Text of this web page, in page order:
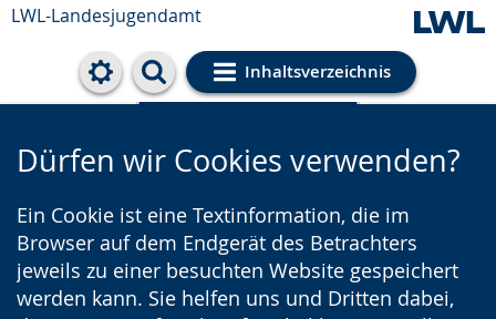
LWL-Landesjugendamt
Inhaltsverzeichnis
Cookie-Einstellungen
Dürfen wir Cookies verwenden?
Ein Cookie ist eine Textinformation, die im
Browser auf dem Endgerät des Betrachters
jeweils zu einer besuchten Website gespeichert
werden kann. Sie helfen uns und Dritten dabei,